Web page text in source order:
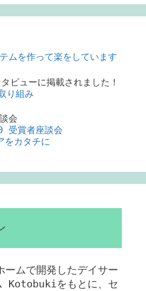
ムを作って楽をしています
ューに掲載されました！
り組み
会
賞者座談会
カタチに
ムで開発したデイサー
Kotobukiをもとに、セ